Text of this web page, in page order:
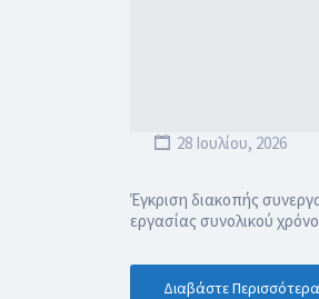
28 Ιουλίου, 2026
Έγκριση διακοπής
εργασίας συνολικού
Διαβάστε Περισσότερα